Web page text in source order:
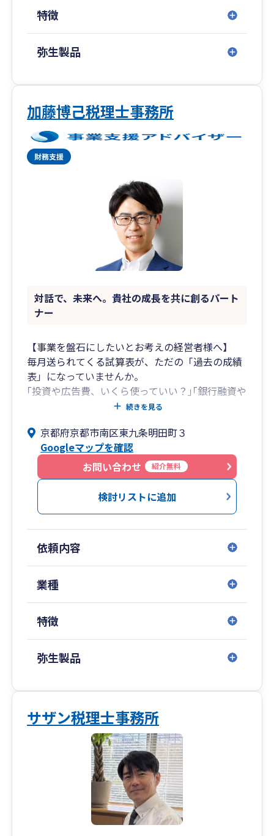
でご安心ください。
京都やその周辺の方のほか、全国どこからでも対
応可能です。
特徴
弥生製品
加藤博己税理士事務所
対話で、未来へ。貴社の成長を共に創るパート
ナー
【事業を盤石にしたいとお考えの経営者様へ】
毎月送られてくる試算表が、ただの「過去の成績
表」になっていませんか。
｢投資や広告費、いくら使っていい？｣｢銀行融資や
経営者保証、どうすべき？｣といった
共に考えてくれるパートナーはいますか？
当事務所は、経営者の判断を数字でサポートしま
【事務作業に追われる経営者様へ】
「経理や税金のことはよく分からない」「質問し
であるあなたの貴重な時間が奪われ、本来集中す
べき事業を成長させるための活動に専念できなく
なっていませんか？
-----------------------------------------------------------
-----------------------------
イスを提供。資金繰りの改善から節税対策まで、
あらゆる課題をともに乗り越え、経営者が安心し
て事業に集中できる体制を整えます。
また、当事務所ではお客様とのつながりを大切に
し以下の3つのポイントを重視しています。
【1】親身で迅速な対応
いただいた質問等への回答については翌営業日
続きを見る
京都府京都市南区東九条明田町３
Googleマップを確認
お問い合わせ
紹介無料
検討リストに追加
依頼内容
業種
特徴
弥生製品
サザン税理士事務所